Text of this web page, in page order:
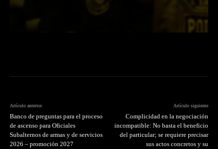
Artículo anterior
Banco de preguntas para el proceso
de ascenso para Oficiales
Subalternos de armas y de servicios
2026 – promoción 2027
Artículo siguiente
Complicidad en la negociación
incompatible: No basta el beneficio
del particular; se requiere precisar
sus actos concretos y su